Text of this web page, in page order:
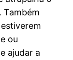
Também
ou
ajudar a